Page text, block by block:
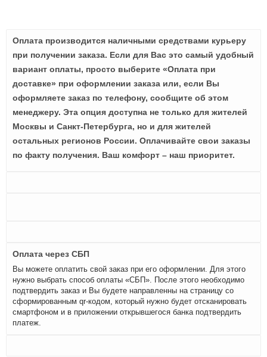
Оплата производится наличными средствами курьеру
при получении заказа. Если для Вас это самый удобный
вариант оплаты, просто выберите «Оплата при
доставке» при оформлении заказа или, если Вы
оформляете заказ по телефону, сообщите об этом
менеджеру. Эта опция доступна не только для жителей
Москвы и Санкт-Петербурга, но и для жителей
остальных регионов России. Оплачивайте свои заказы
по факту получения. Ваш комфорт – наш приоритет.
Оплата через СБП
Вы можете оплатить свой заказ при его оформлении. Для этого
нужно выбрать способ оплаты «СБП». После этого необходимо
подтвердить заказ и Вы будете направленны на страницу со
сформированным qr-кодом, который нужно будет отсканировать
смартфоном и в приложении открывшегося банка подтвердить
платеж.